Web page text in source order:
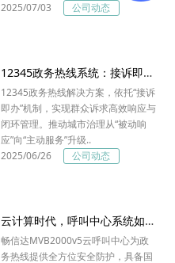
2025/07/03
公司动态
12345政务热线系统：接诉即办，赋能智慧城市治理
12345政务热线解决方案，依托“接诉
即办”机制，实现群众诉求高效响应与
闭环管理。推动城市治理从“被动响
应”向“主动服务”升级..
2025/06/26
公司动态
云计算时代，呼叫中心系统如何守护你的信息安全？
畅信达MVB2000v5云呼叫中心为政
务热线提供全方位安全防护，具备国